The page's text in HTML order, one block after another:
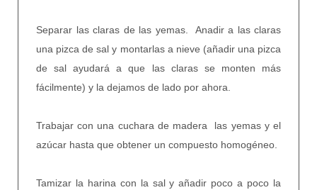
Separar las claras de las yemas. Anadir a las claras
una pizca de sal y montarlas a nieve (añadir una pizca
de sal ayudará a que las claras se monten más
fácilmente) y la dejamos de lado por ahora.
Trabajar con una cuchara de madera las yemas y el
azúcar hasta que obtener un compuesto homogéneo.
Tamizar la harina con la sal y añadir poco a poco la